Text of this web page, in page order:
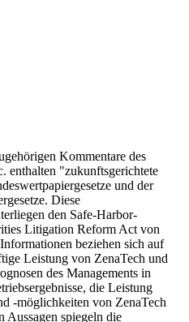
Kommentare des
enthalten "zukunftsgerichtete
und der
Diese
den Safe-Harbor-
Litigation Reform Act von
beziehen sich auf
Leistung von ZenaTech und
des Managements in
die Leistung
-möglichkeiten von ZenaTech
Aussagen spiegeln die